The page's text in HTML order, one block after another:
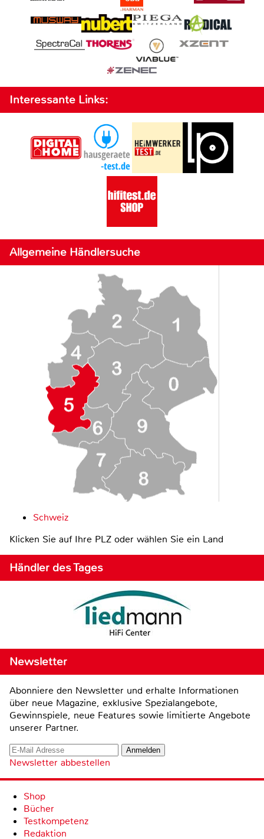
Interessante Links:
Allgemeine Händlersuche
Schweiz
Klicken Sie auf Ihre PLZ oder wählen Sie ein Land
Händler des Tages
Newsletter
Abonniere den Newsletter und erhalte Informationen
über neue Magazine, exklusive Spezialangebote,
Gewinnspiele, neue Features sowie limitierte Angebote
unserer Partner.
Newsletter abbestellen
Shop
Bücher
Testkompetenz
Redaktion